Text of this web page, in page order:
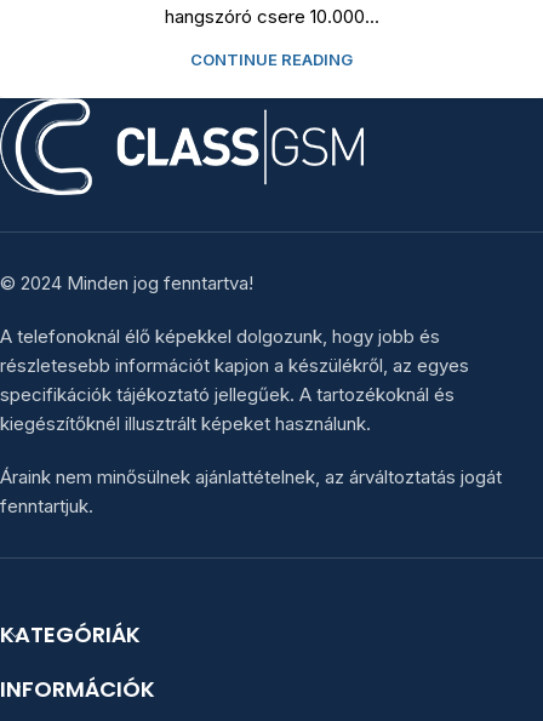
hangszóró csere 10.000...
CONTINUE READING
© 2024 Minden jog fenntartva!
A telefonoknál élő képekkel dolgozunk, hogy jobb és
részletesebb információt kapjon a készülékről, az egyes
specifikációk tájékoztató jellegűek. A tartozékoknál és
kiegészítőknél illusztrált képeket használunk.
Áraink nem minősülnek ajánlattételnek, az árváltoztatás jogát
fenntartjuk.
KATEGÓRIÁK
INFORMÁCIÓK